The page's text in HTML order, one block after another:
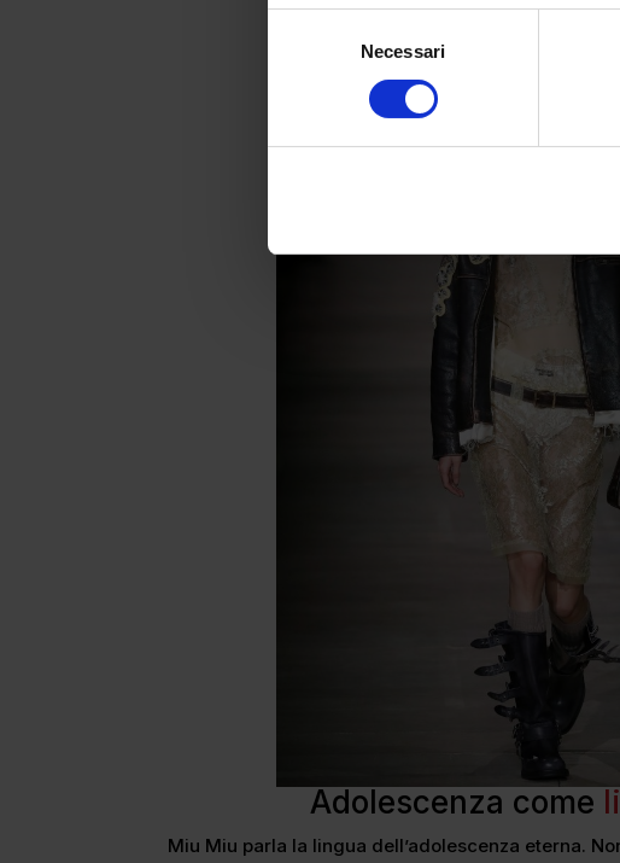
Necessari
assorbe.
Adolescenza come
Miu Miu parla la lingua dell’adolescenza eterna.